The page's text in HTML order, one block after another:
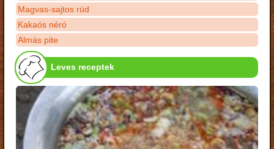
Magvas-sajtos rúd
Kakaós néró
Almás pite
Leves receptek